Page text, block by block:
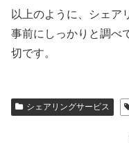
以上のように、シェア
事前にしっかりと調べ
切です。
シェアリングサービス